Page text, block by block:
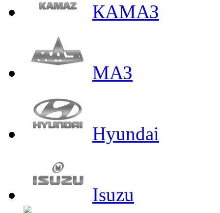
КАМАЗ
МАЗ
Hyundai
Isuzu